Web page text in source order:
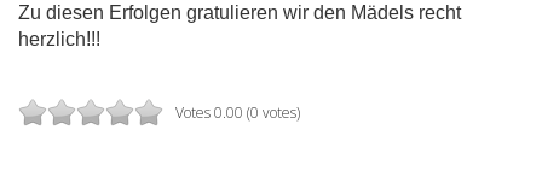
Zu diesen Erfolgen gratulieren wir den Mädels recht
herzlich!!!
Votes 0.00 (0 votes)